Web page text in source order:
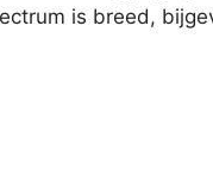
is breed,